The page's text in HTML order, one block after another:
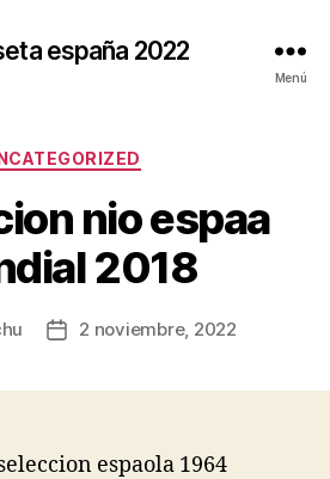
españa 2022
Menú
Categorías
nio espaa
2018
Fecha2 noviembre, 2022